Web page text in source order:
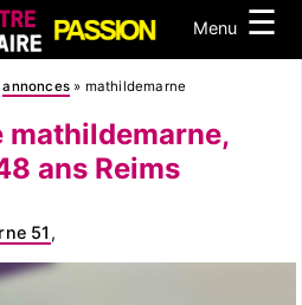
Menu ☰
annonces » mathildemarne
mathildemarne,
ans Reims
51 ,